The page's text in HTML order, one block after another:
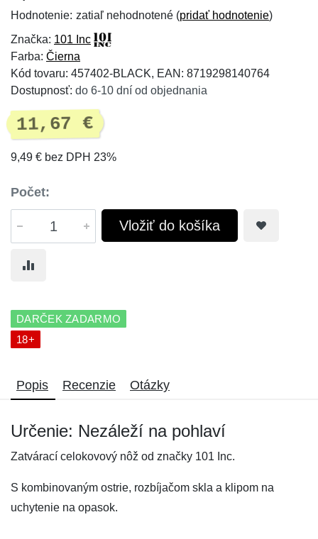
Hodnotenie: zatiaľ nehodnotené (pridať hodnotenie)
Značka: 101 Inc
Farba: Čierna
Kód tovaru: 457402-BLACK, EAN: 8719298140764
Dostupnosť: do 6-10 dní od objednania
11,67 €
9,49 € bez DPH 23%
Počet:
Vložiť do košíka
DARČEK ZADARMO
18+
Popis Recenzie Otázky
Určenie: Nezáleží na pohlaví
Zatvárací celokovový nôž od značky 101 Inc.
S kombinovaným ostrie, rozbíjačom skla a klipom na
uchytenie na opasok.